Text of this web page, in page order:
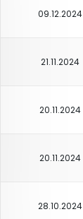
09.12.2024
21.11.2024
20.11.2024
20.11.2024
28.10.2024